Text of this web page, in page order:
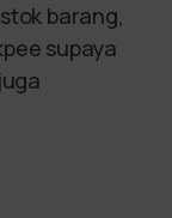
barang,
supaya